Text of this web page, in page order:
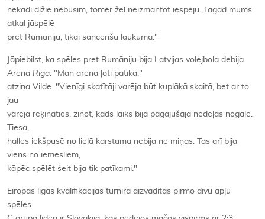
nekādi dižie nebūsim, tomēr žēl neizmantot iespēju. Tagad mums
atkal jāspēlē
pret Rumāniju, tikai sāncenšu laukumā."
Jāpiebilst, ka spēles pret Rumāniju bija Latvijas volejbola debija
Arēnā Rīga. "Man arēnā ļoti patika,"
atzina Vilde. "Vienīgi skatītāji varēja būt kuplākā skaitā, bet ar to
jau
varēja rēķināties, zinot, kāds laiks bija pagājušajā nedēļas nogalē.
Tiesa,
halles iekšpusē no lielā karstuma nebija ne miņas. Tas arī bija
viens no iemesliem,
kāpēc spēlēt šeit bija tik patīkami."
Eiropas līgas kvalifikācijas turnīrā aizvadītas pirmo divu apļu
spēles.